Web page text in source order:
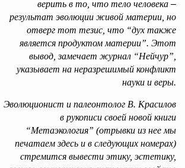
верить в то, что тело человека –
результат эволюции живой материи, но
отверг тот тезис, что “дух также
является продуктом материи”. Этот
вывод, замечает журнал “Нейчур”,
указывает на неразрешимый конфликт
науки и веры.
Эволюционист и палеонтолог В. Красилов
в рукописи своей новой книги
“Метаэкология” (отрывки из нее мы
печатаем здесь и в следующих номерах)
стремится вывести этику, эстетику,